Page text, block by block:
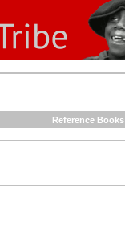
Reference Books